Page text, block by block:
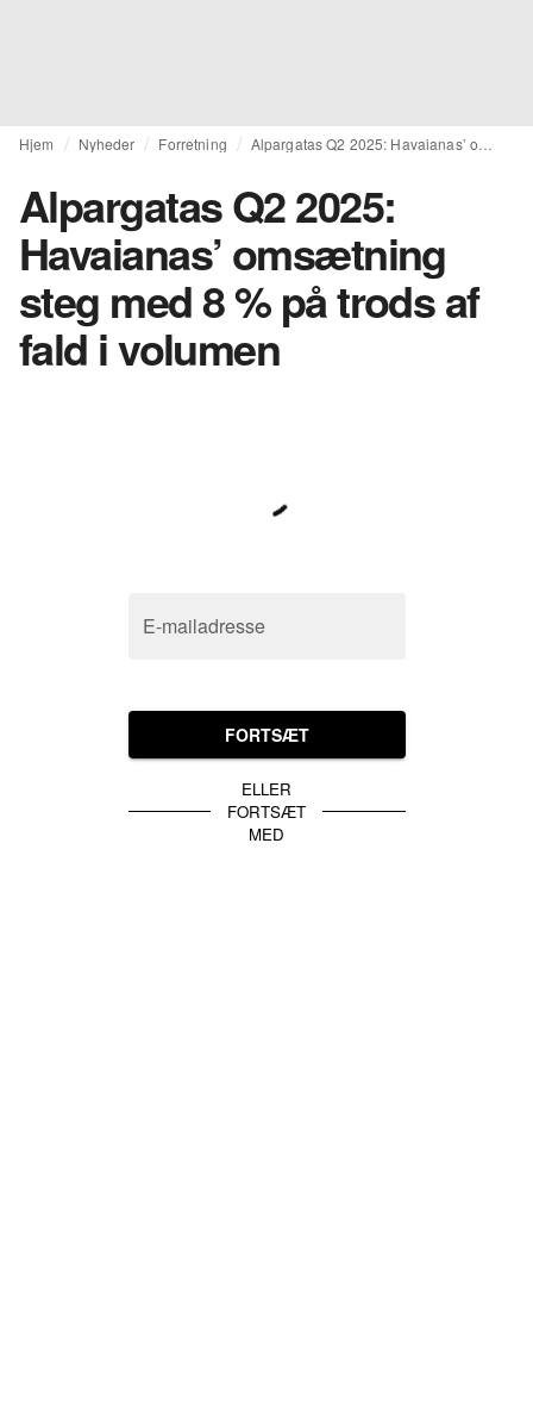
Hjem Nyheder Forretning
Alpargatas Q2 2025:
Havaianas’ omsætning
steg med 8 % på trods af
fald i volumen
E-mailadresse
FORTSÆT
ELLER
FORTSÆT
MED